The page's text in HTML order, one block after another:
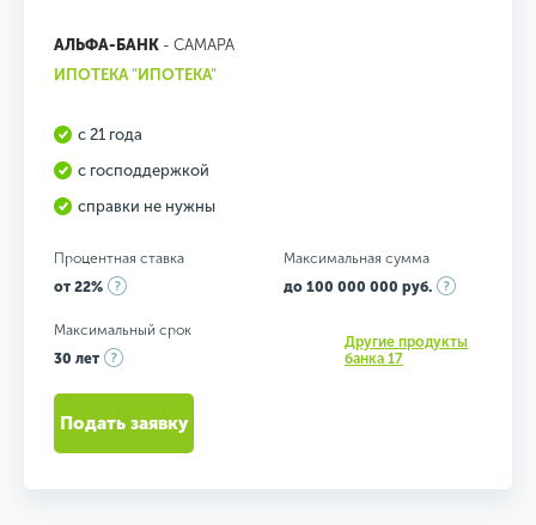
АЛЬФА-БАНК - САМАРА
ИПОТЕКА "ИПОТЕКА"
с 21 года
с господдержкой
справки не нужны
Процентная ставка
от 22%
Максимальная сумма
до 100 000 000 руб.
Максимальный срок
30 лет
Другие продукты
банка 17
Подать заявку